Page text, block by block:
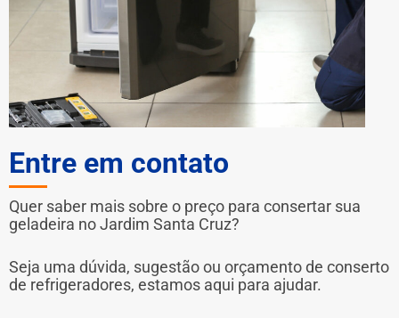
Entre em contato
Quer saber mais sobre o preço para consertar sua
geladeira no Jardim Santa Cruz?
Seja uma dúvida, sugestão ou orçamento de conserto
de refrigeradores, estamos aqui para ajudar.